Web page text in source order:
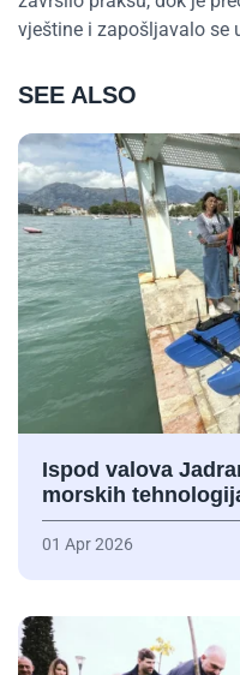
vještine i zapošljavalo se
SEE ALSO
Ispod valova
morskih
01 Apr 2026